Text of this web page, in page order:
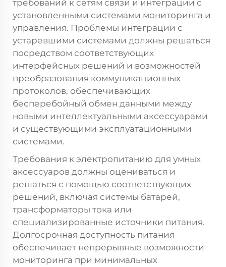
требований к сетям связи и интеграции с
установленными системами мониторинга и
управления. Проблемы интеграции с
устаревшими системами должны решаться
посредством соответствующих
интерфейсных решений и возможностей
преобразования коммуникационных
протоколов, обеспечивающих
бесперебойный обмен данными между
новыми интеллектуальными аксессуарами
и существующими эксплуатационными
системами.
Требования к электропитанию для умных
аксессуаров должны оцениваться и
решаться с помощью соответствующих
решений, включая системы батарей,
трансформаторы тока или
специализированные источники питания.
Долгосрочная доступность питания
обеспечивает непрерывные возможности
мониторинга при минимальных